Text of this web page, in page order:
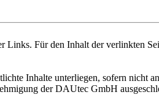
Für den Inhalt der verlinkten
Inhalte unterliegen, sofern nicht
der DAUtec GmbH